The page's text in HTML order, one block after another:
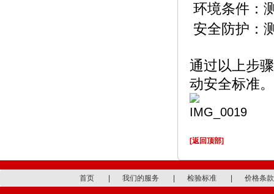
环境条件：
安全防护：
通过以上步
动安全标准。
[返回顶部]
首页 我们的服务 检验标准 价格条款